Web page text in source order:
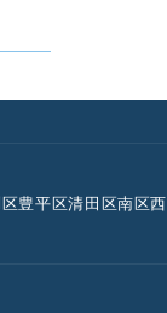
豊平区清田区南区